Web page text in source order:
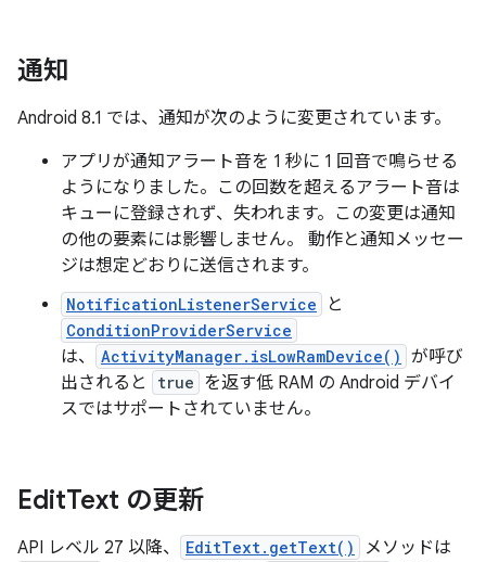
通知
Android 8.1 では、通知が次のように変更されています。
アプリが通知アラート音を 1 秒に 1 回音で鳴らせる
ようになりました。この回数を超えるアラート音は
キューに登録されず、失われます。この変更は通知
の他の要素には影響しません。 動作と通知メッセー
ジは想定どおりに送信されます。
NotificationListenerService と
ConditionProviderService
は、 ActivityManager.isLowRamDevice() が呼び
出されると
true を返す低 RAM の Android デバイ
スではサポートされていません。
EditText の更新
API レベル 27 以降、 EditText.getText() メソッドは